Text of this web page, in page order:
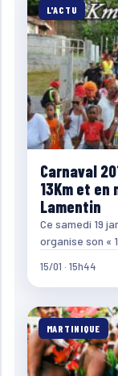
L'ACTU
Carnaval
13Km et en
Lamentin
Ce samedi 19
organise son «
15/01 · 15h44
MARTINIQUE